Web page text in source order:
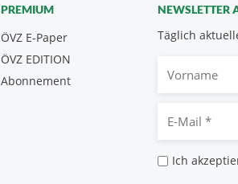
NEWSLETTER
Täglich
Mail
Ich
PREMIUM
ÖVZ E-Paper
Abonnement
ÖVZ EDITION